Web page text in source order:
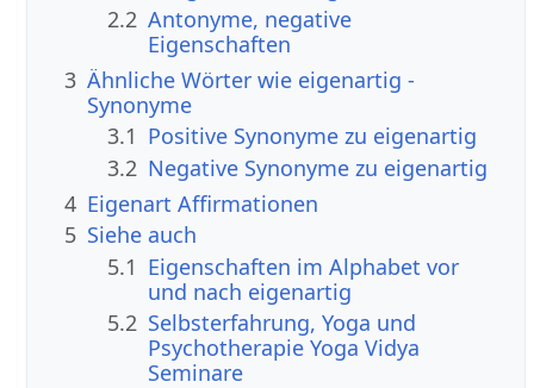
2.2 Antonyme, negative
Eigenschaften
3 Ähnliche Wörter wie eigenartig -
Synonyme
3.1 Positive Synonyme zu eigenartig
3.2 Negative Synonyme zu eigenartig
4 Eigenart Affirmationen
5 Siehe auch
5.1 Eigenschaften im Alphabet vor
und nach eigenartig
5.2 Selbsterfahrung, Yoga und
Psychotherapie Yoga Vidya
Seminare